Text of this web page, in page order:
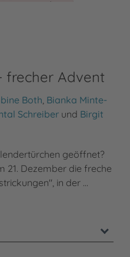
frecher Advent
Both Bianka Minte-
Schreiber und Birgit
geöffnet?
21. Dezember die freche
in der …